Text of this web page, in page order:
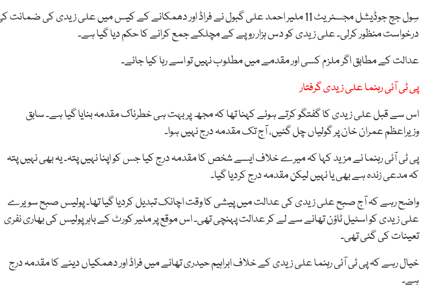
سِولجججوڈیشلمجسٹریٹ ملیراحمدعلیگبولنےفراڈ اور دھمکانے کے کیس میںعلیزیدیکیضمانت
درخواستمنظورکرلی۔علیزیدیکودسہزارروپےکےمچلکےجمعکرانےکاحکمدیا گیا ہے۔
عدالت کے مطابق اگر ملزم کسی اور مقدمے میں مطلوب نہیں تو اسے رہا کیا جائے۔
پی ٹی آئی رہنما علی زیدی گرفتار
اس سے قبل علی زیدی کا گفتگو کرتے ہوئے کہنا تھا کہ مجھ پر بہت ہی خطرناک مقدمہ بنایا گیا ہے۔ سابق
وزیراعظم عمران خان پر گولیاں چل گئیں، آج تک مقدمہ درج نہیں ہوا۔
پی ٹی آئی رہنما نے مزید کہا کہ میرے خلاف ایسے شخص کا مقدمہ درج کیا جس کو اپنا نہیں پتہ۔ یہ بھی نہیں پتہ
کہ مدعی زندہ ہے بھی یا نہیں لیکن مقدمہ درج کردیا گیا۔
واضح رہے کہ آج صبح علی زیدی کی عدالت میں پیشی کا وقت اچانک تبدیل کردیا گیا تھا۔ پولیس صبح سویرے
علی زیدی کو اسٹیل ٹاؤن تھانے سے لے کر عدالت پہنچی تھی۔ اس موقع پر ملیر کورٹ کے باہر پولیس کی بھاری نفری
تعینات کی گئی تھی۔
خیال رہے کہ پی ٹی آئی رہنما علی زیدی کے خلاف ابراہیم حیدری تھانے میں فراڈ اور دھمکیاں دینے کا مقدمہ درج
ہے۔